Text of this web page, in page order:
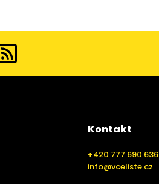
Kontakt
+420 777 690 636
info@vceliste.cz